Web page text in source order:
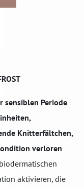
sensiblen Periode
Knitterfältchen,
verloren
aktivieren, die